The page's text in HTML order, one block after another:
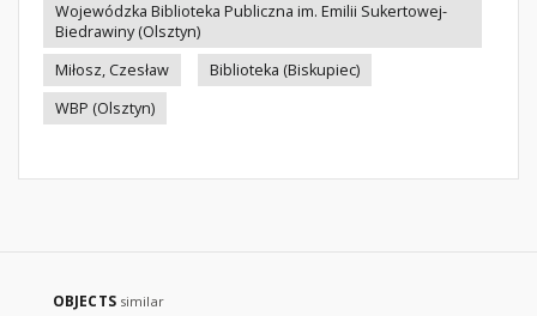
Wojewódzka Biblioteka Publiczna im. Emilii Sukertowej-
Biedrawiny (Olsztyn)
Miłosz, Czesław
Biblioteka (Biskupiec)
WBP (Olsztyn)
OBJECTS similar